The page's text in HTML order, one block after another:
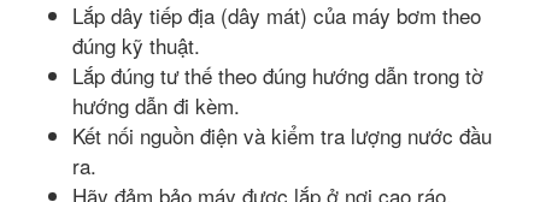
Lắp dây tiếp địa (dây mát) của máy bơm theo
đúng kỹ thuật.
Lắp đúng tư thế theo đúng hướng dẫn trong tờ
hướng dẫn đi kèm.
Kết nối nguồn điện và kiểm tra lượng nước đầu
ra.
Hãy đảm bảo máy được lắp ở nơi cao ráo,